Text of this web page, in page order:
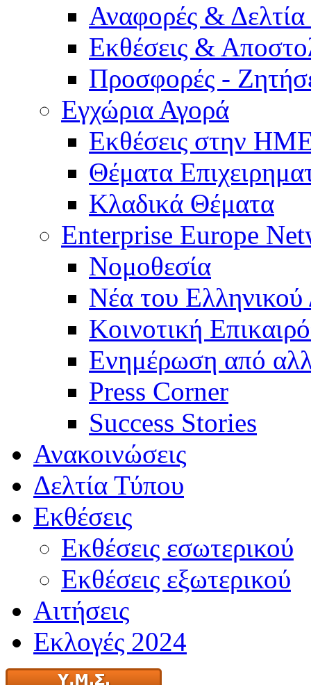
Αναφορές &
Εκθέσεις &
Προσφορές -
Εγχώρια Αγορά
Εκθέσεις στην
Θέματα
Κλαδικά Θέματα
Enterprise Europe
Νομοθεσία
Νέα του Ελληνικού
Κοινοτική
Ενημέρωση από
Press Corner
Success Stories
Ανακοινώσεις
Δελτία Τύπου
Εκθέσεις
Εκθέσεις εσωτερικού
Εκθέσεις εξωτερικού
Αιτήσεις
Εκλογές 2024